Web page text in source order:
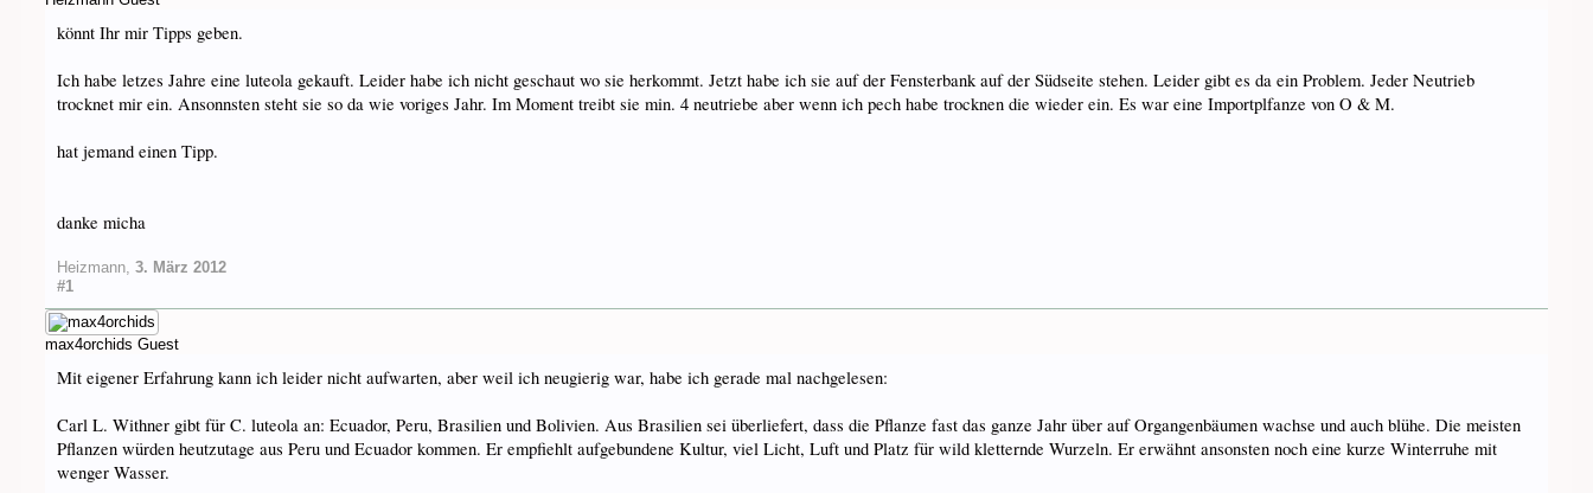
könnt Ihr mir Tipps geben.
Ich habe letzes Jahre eine luteola gekauft. Leider habe ich nicht geschaut wo sie herkommt. Jetzt habe ich sie auf der Fensterbank auf der Südseite stehen. Leider gibt es da ein Problem. Jeder Neutrieb
trocknet mir ein. Ansonnsten steht sie so da wie voriges Jahr. Im Moment treibt sie min. 4 neutriebe aber wenn ich pech habe trocknen die wieder ein. Es war eine Importplfanze von O & M.
hat jemand einen Tipp.
danke micha
Heizmann, 3. März 2012
#1
max4orchids Guest
Mit eigener Erfahrung kann ich leider nicht aufwarten, aber weil ich neugierig war, habe ich gerade mal nachgelesen:
Carl L. Withner gibt für C. luteola an: Ecuador, Peru, Brasilien und Bolivien. Aus Brasilien sei überliefert, dass die Pflanze fast das ganze Jahr über auf Organgenbäumen wachse und auch blühe. Die meisten
Pflanzen würden heutzutage aus Peru und Ecuador kommen. Er empfiehlt aufgebundene Kultur, viel Licht, Luft und Platz für wild kletternde Wurzeln. Er erwähnt ansonsten noch eine kurze Winterruhe mit
wenger Wasser.